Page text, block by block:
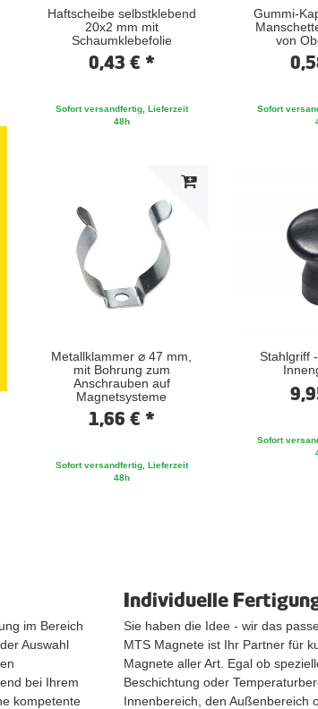
Haftscheibe selbstklebend
20x2 mm mit
Schaumklebefolie
0,43 € *
Sofort versandfertig, Lieferzeit
48h
Gummi-
von
Sofort
Metallklammer ⌀ 47 mm,
mit Bohrung zum
Anschrauben auf
Magnetsysteme
1,66 € *
Sofort versandfertig, Lieferzeit
48h
Stahlgriff
Sofort
im Bereich
Auswahl
bei Ihrem
kompetente
Individuelle
Sie haben die Idee - wir das
MTS Magnete ist Ihr Partner für
Magnete aller Art. Egal ob
Beschichtung oder
Innenbereich, den Außenbereich